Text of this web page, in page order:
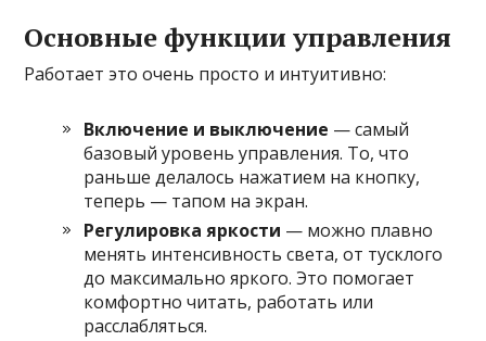
Основные функции управления
Работает это очень просто и интуитивно:
Включение и выключение — самый
базовый уровень управления. То, что
раньше делалось нажатием на кнопку,
теперь — тапом на экран.
Регулировка яркости — можно плавно
менять интенсивность света, от тусклого
до максимально яркого. Это помогает
комфортно читать, работать или
расслабляться.